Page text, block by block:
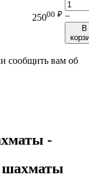
25000 ₽ −
В
сообщить вам об
-
шахматы